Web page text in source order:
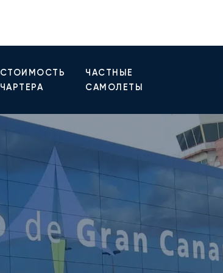
СТОИМОСТЬ
ЧАРТЕРА
ЧАСТНЫЕ
САМОЛЕТЫ